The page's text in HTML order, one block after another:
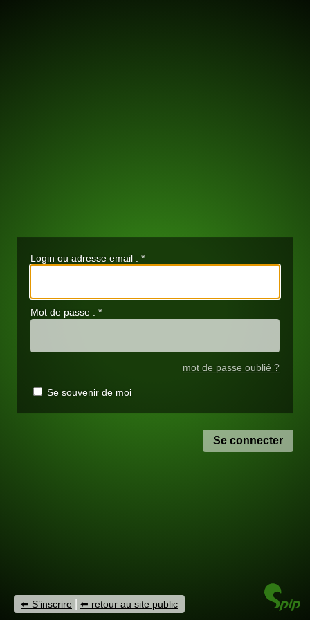
Login ou adresse email : *
Mot de passe : *
mot de passe oublié ?
Se souvenir de moi
S’inscrire retour au site public